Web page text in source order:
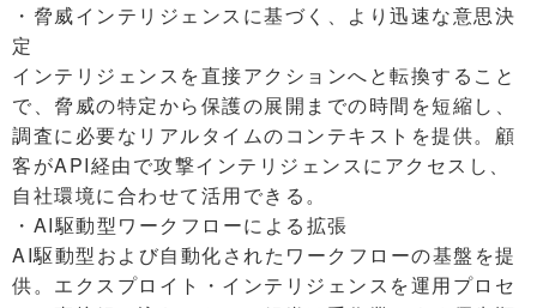
・脅威インテリジェンスに基づく、より迅速な意思決
定
インテリジェンスを直接アクションへと転換すること
で、脅威の特定から保護の展開までの時間を短縮し、
調査に必要なリアルタイムのコンテキストを提供。顧
客がAPI経由で攻撃インテリジェンスにアクセスし、
自社環境に合わせて活用できる。
・AI駆動型ワークフローによる拡張
AI駆動型および自動化されたワークフローの基盤を提
供。エクスプロイト・インテリジェンスを運用プロセ